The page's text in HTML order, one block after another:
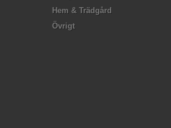
Hem & Trädgård
Övrigt